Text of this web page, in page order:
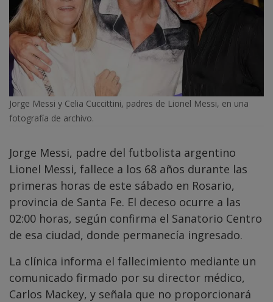
Jorge Messi y Celia Cuccittini, padres de Lionel Messi, en una
fotografía de archivo.
Jorge Messi, padre del futbolista argentino
Lionel Messi, fallece a los 68 años durante las
primeras horas de este sábado en Rosario,
provincia de Santa Fe. El deceso ocurre a las
02:00 horas, según confirma el Sanatorio Centro
de esa ciudad, donde permanecía ingresado.
La clínica informa el fallecimiento mediante un
comunicado firmado por su director médico,
Carlos Mackey, y señala que no proporcionará